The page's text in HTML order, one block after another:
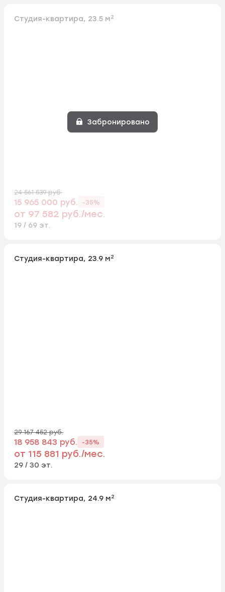
Студия-квартира, 23.5 м2
24 561 539 руб.
15 965 000 руб. -35%
от 97 582 руб./мес.
19 / 69 эт.
Забронировано
Студия-квартира, 23.9 м2
29 167 452 руб.
18 958 843 руб. -35%
от 115 881 руб./мес.
29 / 30 эт.
Студия-квартира, 24.9 м2